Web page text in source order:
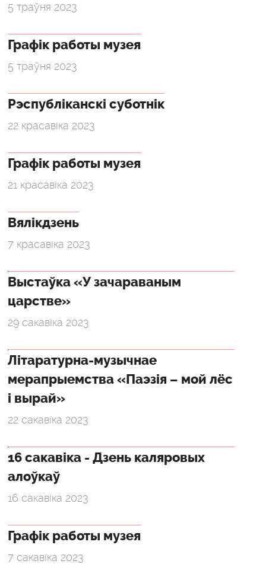
5 траўня 2023
Графік работы музея
5 траўня 2023
Рэспубліканскі суботнік
22 красавіка 2023
Графік работы музея
21 красавіка 2023
Вялікдзень
7 красавіка 2023
Выстаўка «У зачараваным
царстве»
29 сакавіка 2023
Літаратурна-музычнае
мерапрыемства «Паэзія – мой лёс
і вырай»
22 сакавіка 2023
16 сакавіка - Дзень каляровых
алоўкаў
16 сакавіка 2023
Графік работы музея
7 сакавіка 2023